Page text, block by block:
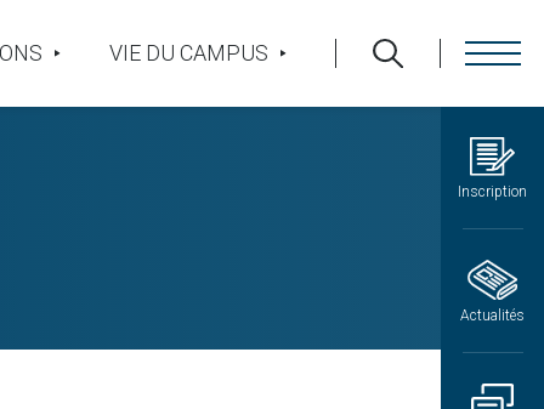
Inscription
Actualités
VIE DU CAMPUS